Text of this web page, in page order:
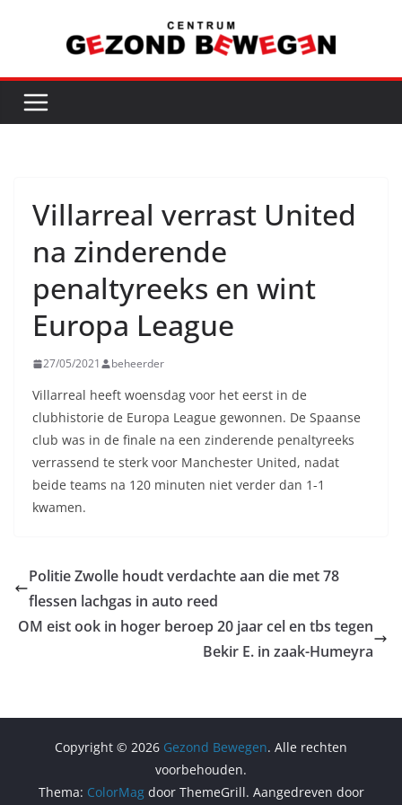
inhoud
Villarreal verrast United
na zinderende
penaltyreeks en wint
Europa League
27/05/2021 beheerder
Villarreal heeft woensdag voor het eerst in de
clubhistorie de Europa League gewonnen. De Spaanse
club was in de finale na een zinderende penaltyreeks
verrassend te sterk voor Manchester United, nadat
beide teams na 120 minuten niet verder dan 1-1
kwamen.
Politie Zwolle houdt verdachte aan die met 78
flessen lachgas in auto reed
OM eist ook in hoger beroep 20 jaar cel en tbs tegen
Bekir E. in zaak-Humeyra
Copyright © 2026 Gezond Bewegen. Alle rechten
voorbehouden.
Thema: ColorMagdoor ThemeGrill. Aangedreven door